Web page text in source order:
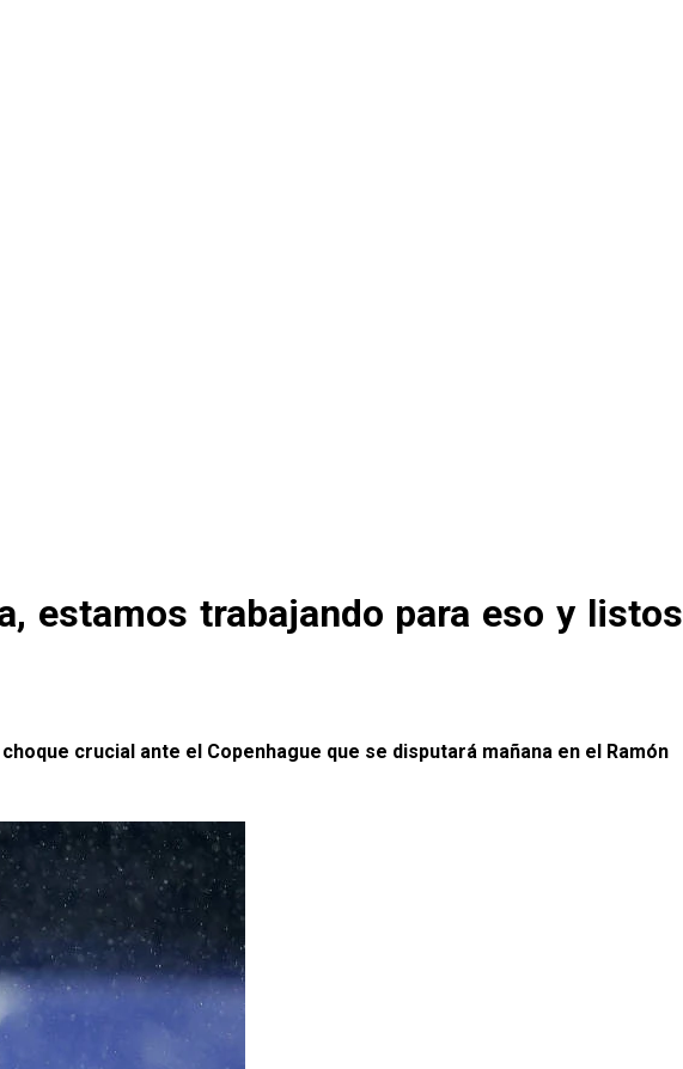
con ilusión
estamos trabajando para eso y listos
crucial ante el Copenhague que se disputará mañana en el Ramón